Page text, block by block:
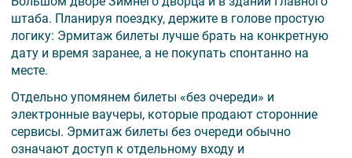
штаба. Планируя поездку, держите в голове простую
логику: Эрмитаж билеты лучше брать на конкретную
дату и время заранее, а не покупать спонтанно на
месте.
Отдельно упомянем билеты «без очереди» и
электронные ваучеры, которые продают сторонние
сервисы. Эрмитаж билеты без очереди обычно
означают доступ к отдельному входу и